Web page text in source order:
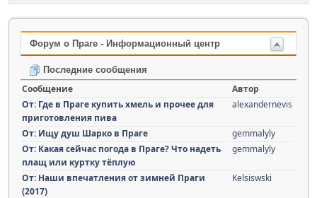
Форум о Праге - Информационный центр
Последние сообщения
Сообщение
Автор
От: Где в Праге купить хмель и прочее для
приготовления пива
alexandernevis
От: Ищу душ Шарко в Праге
gemmalyly
От: Какая сейчас погода в Праге? Что надеть
плащ или куртку тёплую
gemmalyly
От: Наши впечатления от зимней Праги
(2017)
Kelsiswski